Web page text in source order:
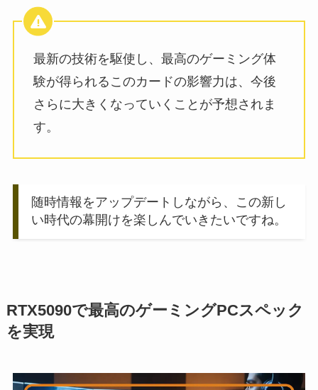
最新の技術を駆使し、最高のゲーミング体
験が得られるこのカードの影響力は、今後
さらに大きくなっていくことが予想されま
す。
随時情報をアップデートしながら、この新し
い時代の幕開けを楽しんでいきたいですね。
RTX5090で最高のゲーミングPCスペック
を実現